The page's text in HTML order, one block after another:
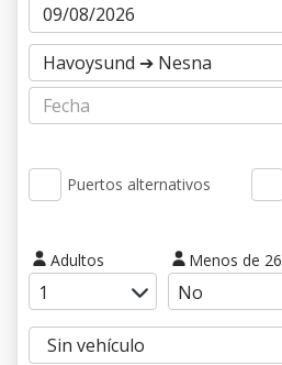
Puertos alternativos
Adultos Menos de 26